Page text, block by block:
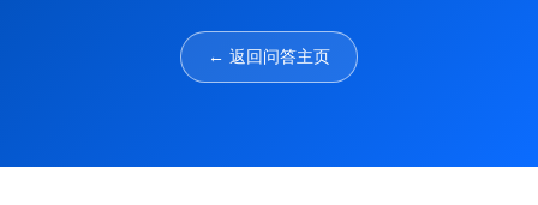
← 返回问答主页